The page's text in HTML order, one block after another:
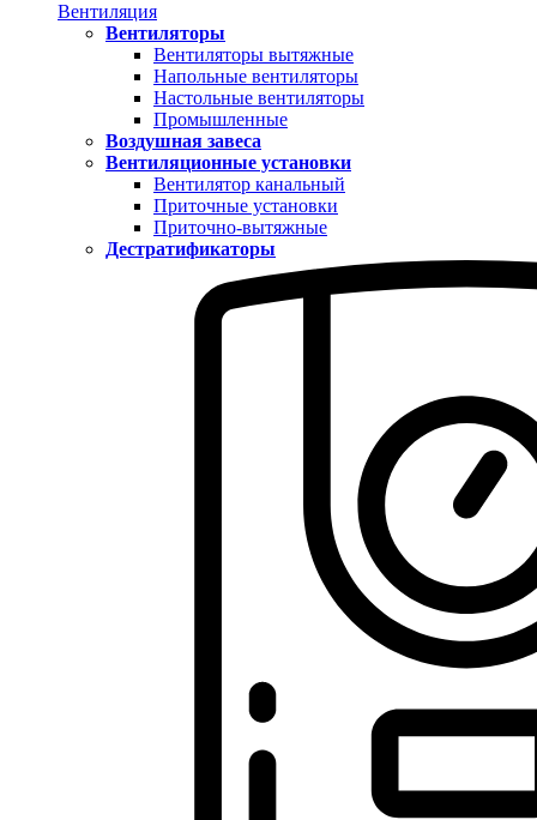
Вентиляция
Вентиляторы
Вентиляторы вытяжные
Напольные вентиляторы
Настольные вентиляторы
Промышленные
Воздушная завеса
Вентиляционные установки
Вентилятор канальный
Приточные установки
Приточно-вытяжные
Дестратификаторы